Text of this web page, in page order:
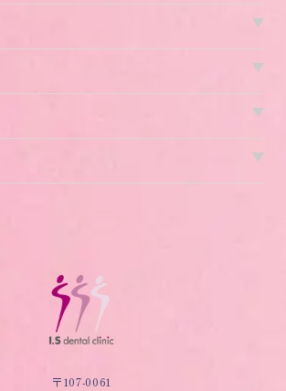
〒107-0061